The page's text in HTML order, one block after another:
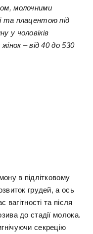
молочними
та плацентою під
у чоловіків
– від 40 до 530
в підлітковому
грудей, а ось
вагітності та після
до стадії молока.
секрецію